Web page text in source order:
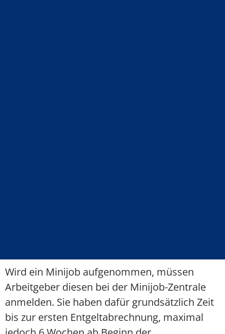
Wird ein Minijob aufgenommen, müssen
Arbeitgeber diesen bei der Minijob-Zentrale
anmelden. Sie haben dafür grundsätzlich Zeit
bis zur ersten Entgeltabrechnung, maximal